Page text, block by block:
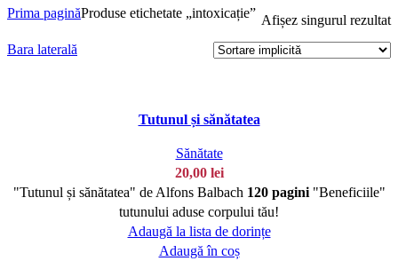
Prima paginăProduse etichetate „intoxicație” Afișez singurul rezultat
Bara laterală
Tutunul și sănătatea
Sănătate
20,00 lei
"Tutunul și sănătatea" de Alfons Balbach 120 pagini"Beneficiile"
tutunului aduse corpului tău!
Adaugă la lista de dorințe
Adaugă în coș